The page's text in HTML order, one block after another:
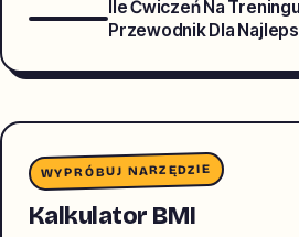
Ile Ćwiczeń Na
Przewodnik Dla
WYPRÓBUJ NARZĘDZIE
Kalkulator BMI